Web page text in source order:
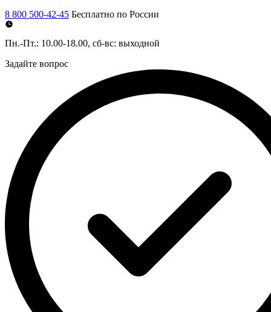
8 800 500-42-45 Бесплатно по России
Пн.-Пт.: 10.00-18.00, сб-вс: выходной
Задайте вопрос